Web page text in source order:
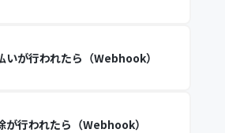
いが行われたら（Webhook）
が行われたら（Webhook）